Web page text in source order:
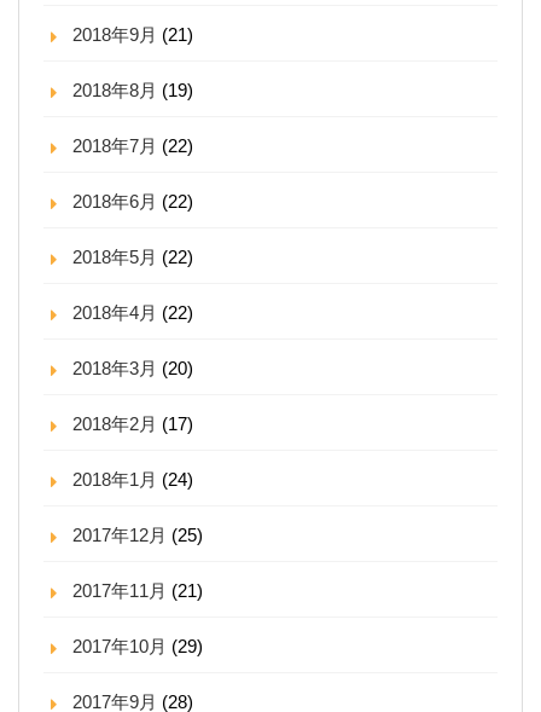
2018年9月 (21)
2018年8月 (19)
2018年7月 (22)
2018年6月 (22)
2018年5月 (22)
2018年4月 (22)
2018年3月 (20)
2018年2月 (17)
2018年1月 (24)
2017年12月 (25)
2017年11月 (21)
2017年10月 (29)
2017年9月 (28)